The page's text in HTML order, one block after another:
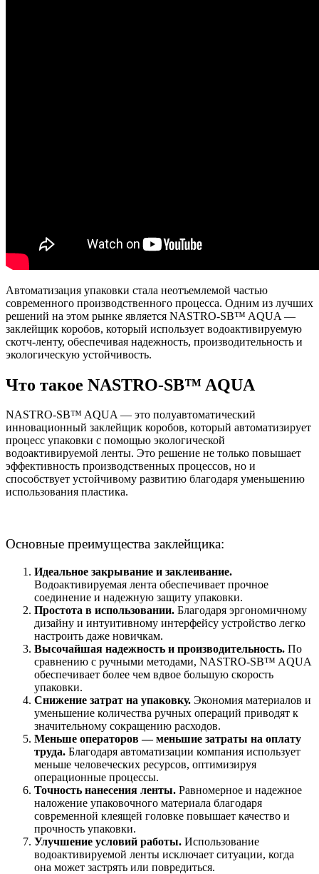
Автоматизация упаковки стала неотъемлемой частью
современного производственного процесса. Одним из лучших
решений на этом рынке является NASTRO-SB™ AQUA —
заклейщик коробов, который использует водоактивируемую
скотч-ленту, обеспечивая надежность, производительность и
экологическую устойчивость.
Что такое NASTRO-SB™ AQUA
NASTRO-SB™ AQUA — это полуавтоматический
инновационный заклейщик коробов, который автоматизирует
процесс упаковки с помощью экологической
водоактивируемой ленты. Это решение не только повышает
эффективность производственных процессов, но и
способствует устойчивому развитию благодаря уменьшению
использования пластика.
Основные преимущества заклейщика:
Идеальное закрывание и заклеивание.
Водоактивируемая лента обеспечивает прочное
соединение и надежную защиту упаковки.
Простота в использовании. Благодаря эргономичному
дизайну и интуитивному интерфейсу устройство легко
настроить даже новичкам.
Высочайшая надежность и производительность. По
сравнению с ручными методами, NASTRO-SB™ AQUA
обеспечивает более чем вдвое большую скорость
упаковки.
Снижение затрат на упаковку. Экономия материалов и
уменьшение количества ручных операций приводят к
значительному сокращению расходов.
Меньше операторов — меньшие затраты на оплату
труда. Благодаря автоматизации компания использует
меньше человеческих ресурсов, оптимизируя
операционные процессы.
Точность нанесения ленты. Равномерное и надежное
наложение упаковочного материала благодаря
современной клеящей головке повышает качество и
прочность упаковки.
Улучшение условий работы. Использование
водоактивируемой ленты исключает ситуации, когда
она может застрять или повредиться.